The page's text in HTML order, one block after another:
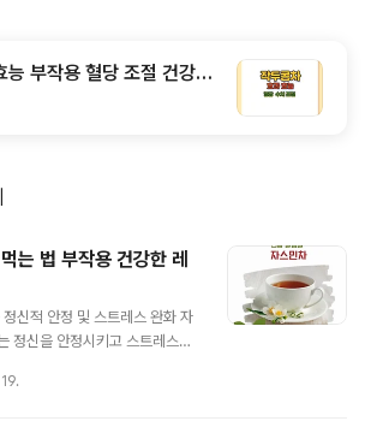
능 부작용 혈당 조절 건강한
는 법 부작용 건강한 레
신적 안정 및 스트레스 완화 자
정신을 안정시키고 스트레스를
니다. 항산화 효과 항산화 성분